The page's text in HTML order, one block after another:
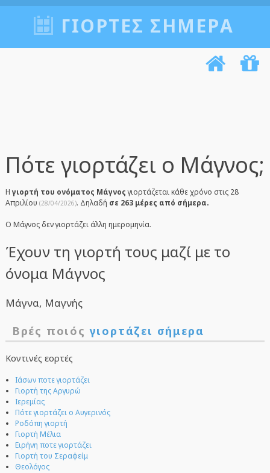
ΓΙΟΡΤΈΣ ΣΉΜΕΡΑ
Πότε γιορτάζει ο Μάγνος;
Η γιορτή του ονόματος Μάγνοςγιορτάζεται κάθε χρόνο στις 28
Απριλίου (28/04/2026). Δηλαδή σε 263 μέρες από σήμερα.
Ο Μάγνος δεν γιορτάζει άλλη ημερομηνία.
Έχουν τη γιορτή τους μαζί με το
όνομα Μάγνος
Μάγνα, Μαγνής
Βρές ποιόςγιορτάζει σήμερα
Κοντινές εορτές
Ιάσων ποτε γιορτάζει
Γιορτή της Αργυρώ
Ιερεμίας
Πότε γιορτάζει ο Αυγερινός
Ροδόπη γιορτή
Γιορτή Μέλια
Ειρήνη ποτε γιορτάζει
Γιορτή του Σεραφείμ
Θεολόγος